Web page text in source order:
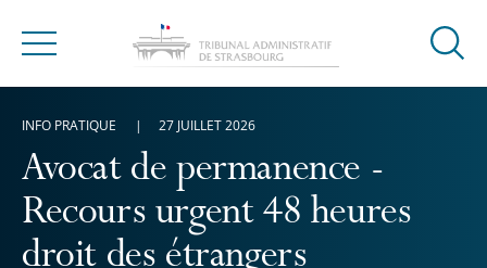
Menu
Ouvrir
Avocat de permanence -
Recours urgent 48 heures
droit des étrangers
INFO PRATIQUE 27 JUILLET 2026